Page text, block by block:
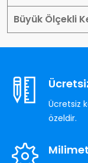
Büyük Ölçekli
Ücretsiz
özeldir.